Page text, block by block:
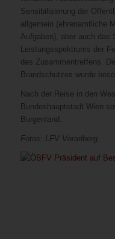
Sensibilisierung der
allgemein (ehrenamtliche
Aufgaben), aber auch das
Leistungsspektrums der
des Zusammentreffens.
Brandschutzes wurde
Nach der Reise in den
Bundeshauptstadt Wien
Burgenland.
Fotos: LFV Vorarlberg